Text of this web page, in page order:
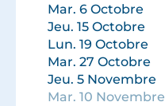
Mar. 6 Octobre
Jeu. 15 Octobre
Lun. 19 Octobre
Mar. 27 Octobre
Jeu. 5 Novembre
Mar. 10 Novembre